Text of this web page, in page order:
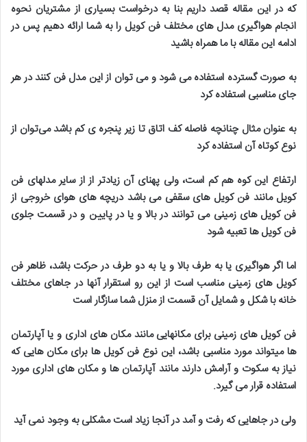
که در این مقاله قصد داریم بنا به درخواست بسیاری از مشتریان نحوه
انجام هواگیری مدل های مختلف فن کویل را به شما ارائه دهیم پس در
ادامه این مقاله با ما همراه باشید
به صورت گسترده استفاده می شود و می توان از این مدل فن کنند در هر
جای مناسبی استفاده کرد
به عنوان مثال چنانچه فاصله کف اتاق تا زیر پنجره ی کم باشد می‌توان از
نوع کوتاه آن استفاده کرد
ارتفاع این کوه هم کم است، ولی پهنای آن زیادتر از از سایر مدلهای فن
کویل مانند فن کویل های سقفی می باشد دریچه های هوای خروجی از
فن کویل های زمینی می توانند در بالا و یا در پایین و در قسمت جلوی
فن کویل ها تعبیه شود
اما اگر هواگیری یا به طرف بالا و یا به دو طرف در حرکت باشد، ظاهر فن
کویل های زمینی مناسب است از این رو استقرار آنها در جاهای مختلف
خانه با شکل و شمایل آن قسمت از منزل شما سازگار است
فن کویل های زمینی برای مکانهایی مانند مکان های اداری و یا آپارتمان
ها میتواند مورد مناسبی باشد، این نوع فن کویل ها برای مکان هایی که
نیاز به سکوت و آرامش دارند مانند آپارتمان ها و مکان های اداری مورد
استفاده قرار می گیرد.
ولی در جاهایی که رفت و آمد در آنجا زیاد است مشکلی به وجود نمی آید